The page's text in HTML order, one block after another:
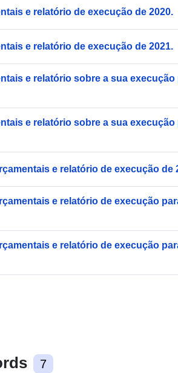
e relatório de execução de 2020.
e relatório de execução de 2021.
e relatório sobre a sua execução
e relatório sobre a sua execução
e relatório de execução de
e relatório de execução
e relatório de execução
7